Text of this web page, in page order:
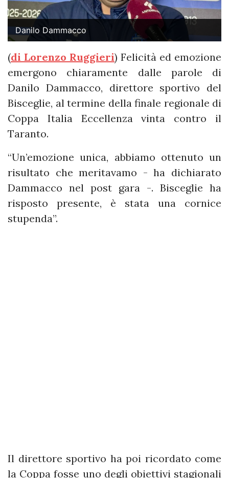
Danilo Dammacco
(di Lorenzo Ruggieri) Felicità ed emozione
emergono chiaramente dalle parole di
Danilo Dammacco, direttore sportivo del
Bisceglie, al termine della finale regionale di
Coppa Italia Eccellenza vinta contro il
Taranto.
“Un’emozione unica, abbiamo ottenuto un
risultato che meritavamo - ha dichiarato
Dammacco nel post gara -. Bisceglie ha
risposto presente, è stata una cornice
stupenda”.
Il direttore sportivo ha poi ricordato come
la Coppa fosse uno degli obiettivi stagionali